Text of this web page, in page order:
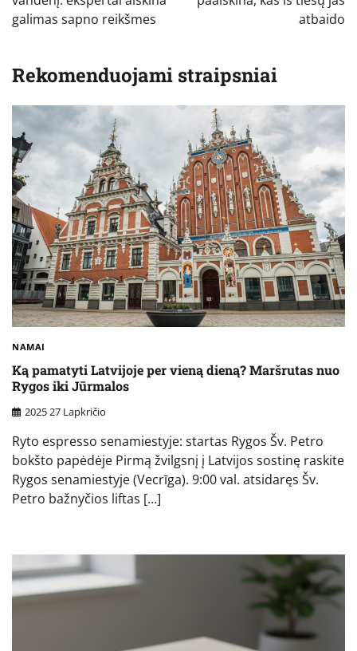
galimas sapno reikšmes
atbaido
Rekomenduojami straipsniai
NAMAI
Ką pamatyti Latvijoje per vieną dieną? Maršrutas nuo
Rygos iki Jūrmalos
2025 27 Lapkričio
Ryto espresso senamiestyje: startas Rygos Šv. Petro
bokšto papėdėje Pirmą žvilgsnį į Latvijos sostinę raskite
Rygos senamiestyje (Vecrīga). 9:00 val. atsidaręs Šv.
Petro bažnyčios liftas […]